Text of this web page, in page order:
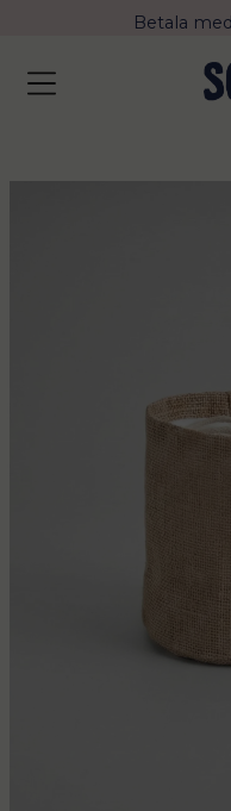
Betala
Fri frakt över
Leverans 2-4